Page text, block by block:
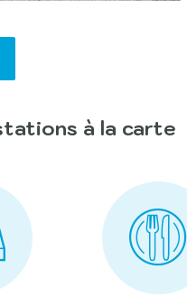
à la carte